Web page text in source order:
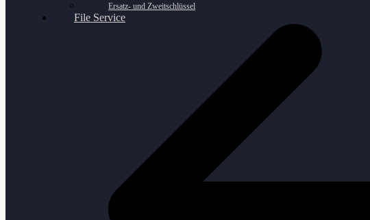
Ersatz- und Zweitschlüssel
File Service